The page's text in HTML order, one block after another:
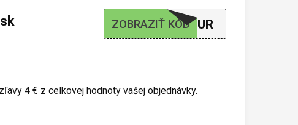
ZOBRAZIŤ KÓD
ZLAVA4EUR
4 € z celkovej hodnoty vašej objednávky.